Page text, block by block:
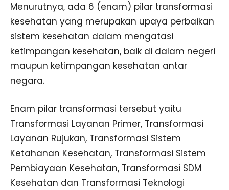
Menurutnya, ada 6 (enam) pilar transformasi
kesehatan yang merupakan upaya perbaikan
sistem kesehatan dalam mengatasi
ketimpangan kesehatan, baik di dalam negeri
maupun ketimpangan kesehatan antar
negara.
Enam pilar transformasi tersebut yaitu
Transformasi Layanan Primer, Transformasi
Layanan Rujukan, Transformasi Sistem
Ketahanan Kesehatan, Transformasi Sistem
Pembiayaan Kesehatan, Transformasi SDM
Kesehatan dan Transformasi Teknologi